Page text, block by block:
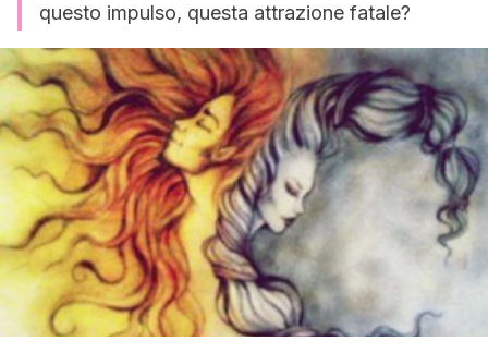
questo impulso, questa attrazione fatale?